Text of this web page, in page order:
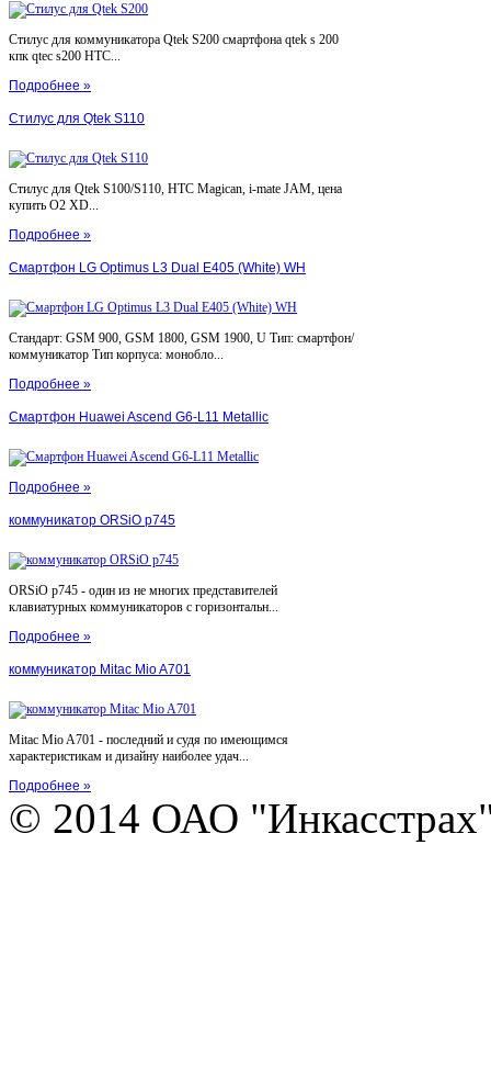
Стилус для коммуникатора Qtek S200 смартфона qtek s 200
кпк qtec s200 HTC...
Подробнее »
Стилус для Qtek S110
Стилус для Qtek S100/S110, HTC Magican, i-mate JAM, цена
купить O2 XD...
Подробнее »
Смартфон LG Optimus L3 Dual E405 (White) WH
Стандарт: GSM 900, GSM 1800, GSM 1900, U Тип: смартфон/
коммуникатор Тип корпуса: монобло...
Подробнее »
Смартфон Huawei Ascend G6-L11 Metallic
Подробнее »
коммуникатор ORSiO p745
ORSiO p745 - один из не многих представителей
клавиатурных коммуникаторов с горизонтальн...
Подробнее »
коммуникатор Mitac Mio A701
Mitac Mio A701 - последний и судя по имеющимся
характеристикам и дизайну наиболее удач...
Подробнее »
© 2014 ОАО